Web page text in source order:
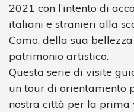
2021 con l’intento di
italiani e stranieri alla
Como, della sua
patrimonio artistico.
Questa serie di visite
un tour di orientamento
nostra città per la prima